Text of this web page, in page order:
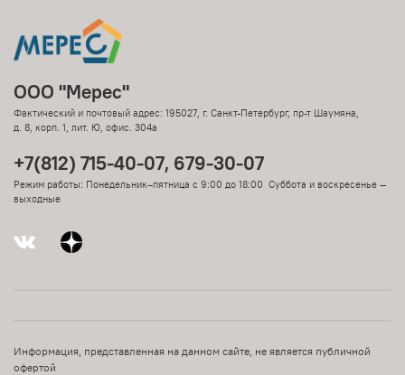
ООО "Мерес"
Фактический и почтовый адрес: 195027, г. Санкт-Петербург, пр-т Шаумяна,
д. 8, корп. 1, лит. Ю, офис. 304а
+7(812) 715-40-07, 679-30-07
Режим работы: Понедельник–пятница с 9:00 до 18:00 Суббота и воскресенье —
выходные
Информация, представленная на данном сайте, не является публичной
офертой